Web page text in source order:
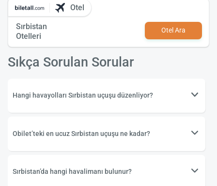
Otel
Sırbistan
Otelleri
Otel Ara
Sıkça Sorulan Sorular
Hangi havayolları Sırbistan uçuşu düzenliyor?
Obilet’teki en ucuz Sırbistan uçuşu ne kadar?
Sırbistan’da hangi havalimanı bulunur?